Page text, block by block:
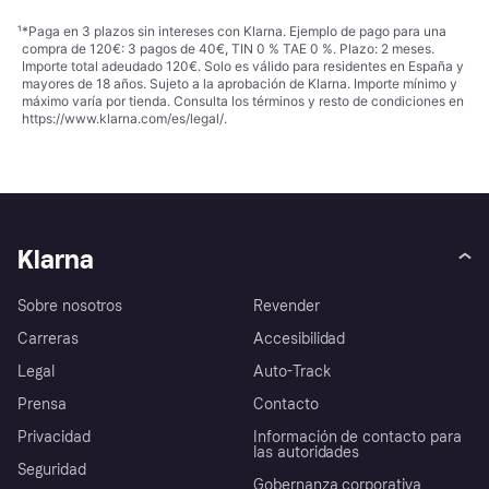
¹*Paga en 3 plazos sin intereses con Klarna. Ejemplo de pago para una
compra de 120€: 3 pagos de 40€, TIN 0 % TAE 0 %. Plazo: 2 meses.
Importe total adeudado 120€. Solo es válido para residentes en España y
mayores de 18 años. Sujeto a la aprobación de Klarna. Importe mínimo y
máximo varía por tienda. Consulta los términos y resto de condiciones en
https://www.klarna.com/es/legal/.
Klarna
Sobre nosotros
Carreras
Legal
Prensa
Privacidad
Seguridad
Revender
Accesibilidad
Auto-Track
Contacto
Información de contacto para
las autoridades
Gobernanza corporativa